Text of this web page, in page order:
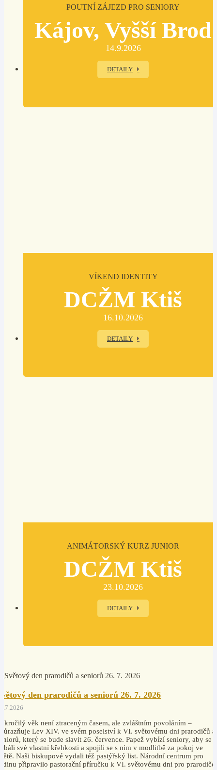
POUTNÍ ZÁJEZD PRO SENIORY
Kájov, Vyšší Brod
14.9.2026
DETAILY
VÍKEND IDENTITY
DCŽM Ktiš
16.10.2026
DETAILY
ANIMÁTORSKÝ KURZ JUNIOR
DCŽM Ktiš
23.10.2026
DETAILY
den prarodičů a seniorů 26. 7. 2026
věk není ztraceným časem, ale zvláštním povoláním –
Lev XIV. ve svém poselství k VI. světovému dni prarodičů a
který se bude slavit 26. července. Papež vybízí seniory, aby se
své vlastní křehkosti a spojili se s ním v modlitbě za pokoj ve
Naši biskupové vydali též pastýřský list. Národní centrum pro
připravilo pastorační příručku k VI. světovému dni pro prarodiče